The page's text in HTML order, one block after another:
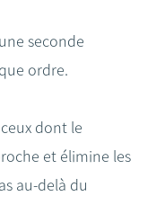
seconde
ordre.
dont le
et élimine les
au-delà du